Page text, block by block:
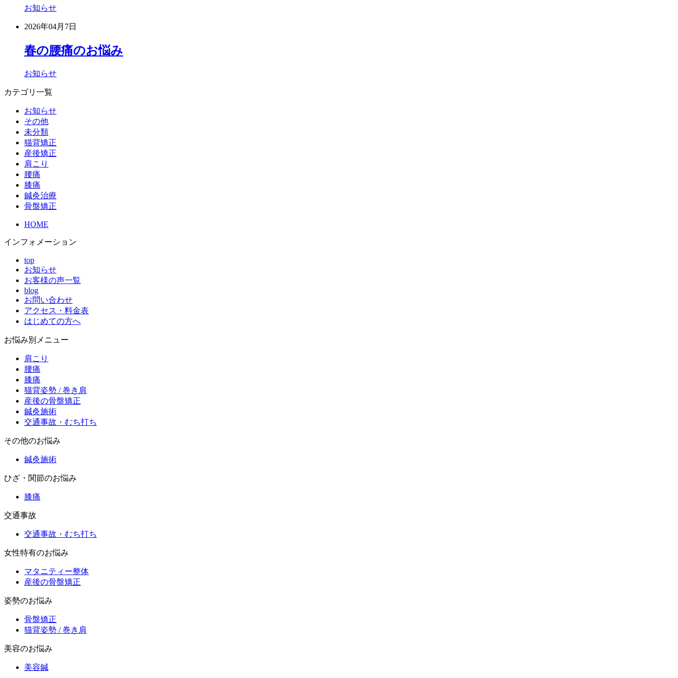
お知らせ
2026年04月7日
春の腰痛のお悩み
お知らせ
カテゴリ一覧
お知らせ
その他
未分類
猫背矯正
産後矯正
肩こり
腰痛
膝痛
鍼灸治療
骨盤矯正
HOME
インフォメーション
top
お知らせ
お客様の声一覧
blog
お問い合わせ
アクセス・料金表
はじめての方へ
お悩み別メニュー
肩こり
腰痛
膝痛
猫背姿勢 / 巻き肩
産後の骨盤矯正
鍼灸施術
交通事故・むち打ち
その他のお悩み
鍼灸施術
ひざ・関節のお悩み
膝痛
交通事故
交通事故・むち打ち
女性特有のお悩み
マタニティー整体
産後の骨盤矯正
姿勢のお悩み
骨盤矯正
猫背姿勢 / 巻き肩
美容のお悩み
美容鍼